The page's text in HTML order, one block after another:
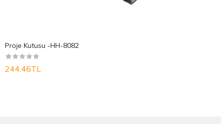
Proje Kutusu -HH-8082
244,46TL